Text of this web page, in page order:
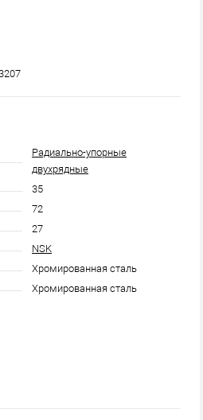
Радиально-упорные
двухрядные
35
72
27
NSK
Хромированная сталь
Хромированная сталь